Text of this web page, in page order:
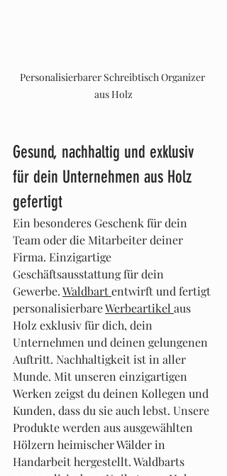
Personalisierbarer Schreibtisch Organizer
aus Holz
Gesund, nachhaltig und exklusiv
für dein Unternehmen aus Holz
gefertigt
Ein besonderes Geschenk für dein
Team oder die Mitarbeiter deiner
Firma. Einzigartige
Geschäftsausstattung für dein
Gewerbe. Waldbart entwirft und fertigt
personalisierbare Werbeartikel aus
Holz exklusiv für dich, dein
Unternehmen und deinen gelungenen
Auftritt. Nachhaltigkeit ist in aller
Munde. Mit unseren einzigartigen
Werken zeigst du deinen Kollegen und
Kunden, dass du sie auch lebst. Unsere
Produkte werden aus ausgewählten
Hölzern heimischer Wälder in
Handarbeit hergestellt. Waldbarts